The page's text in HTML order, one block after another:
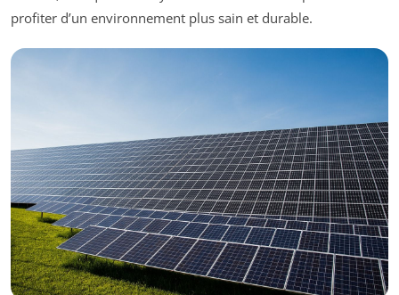
profiter d’un environnement plus sain et durable.